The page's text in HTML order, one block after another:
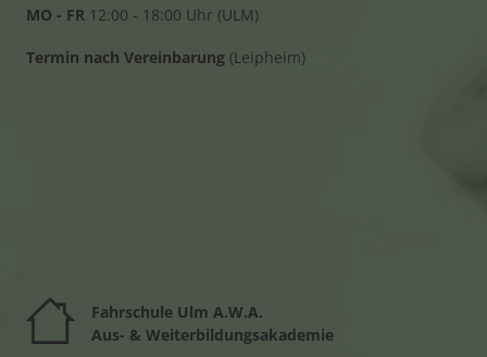
MO - FR 12:00 - 18:00 Uhr (ULM)
Termin nach Vereinbarung (Leipheim)
Fahrschule Ulm A.W.A.
Aus- & Weiterbildungsakademie